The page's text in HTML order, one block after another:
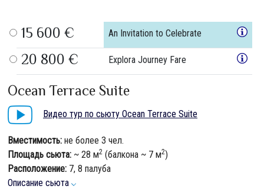
15 600 € An Invitation to Celebrate
20 800 € Explora Journey Fare
Ocean Terrace Suite
Видео тур по сьюту Ocean Terrace Suite
Вместимость: не более 3 чел.
Площадь сьюта: ~ 28 м2 (балкона ~ 7 м2)
Расположение: 7, 8 палуба
Описание сьюта